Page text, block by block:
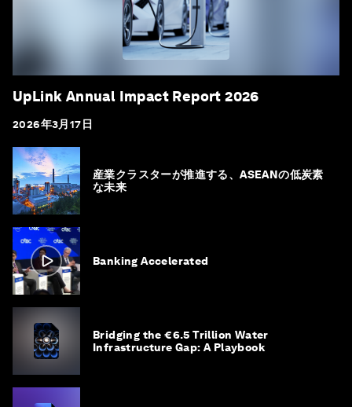
UpLink Annual Impact Report 2026
2026年3月17日
産業クラスターが推進する、ASEANの低炭素
な未来
Banking Accelerated
Bridging the €6.5 Trillion Water
Infrastructure Gap: A Playbook